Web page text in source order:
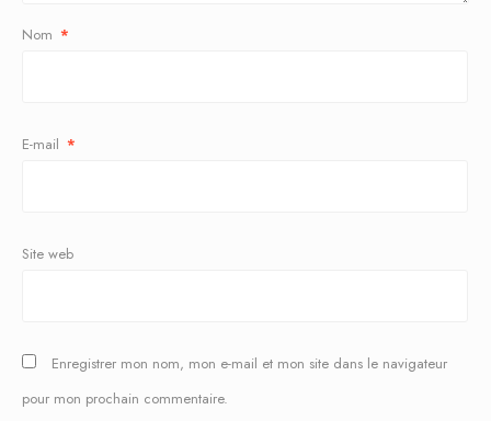
Nom *
E-mail *
Site web
Enregistrer mon nom, mon e-mail et mon site dans le navigateur
pour mon prochain commentaire.